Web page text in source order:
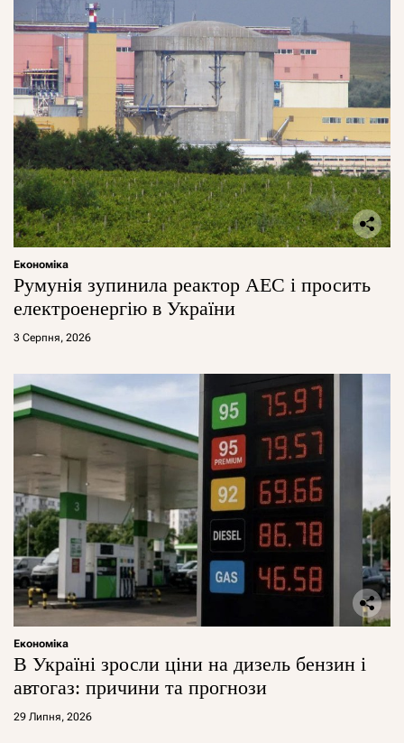
Економіка
Румунія зупинила реактор АЕС і просить
електроенергію в України
3 Серпня, 2026
Економіка
В Україні зросли ціни на дизель бензин і
автогаз: причини та прогнози
29 Липня, 2026